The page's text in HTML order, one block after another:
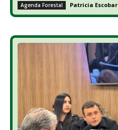
Agenda Forestal Patricia Escobar